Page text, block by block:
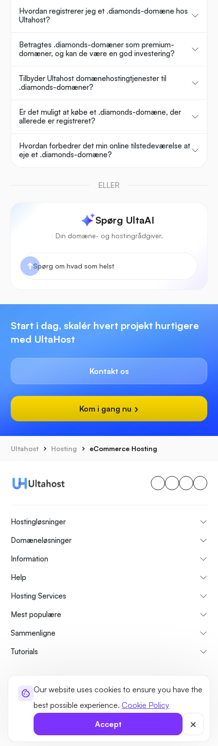
Our website uses cookies to ensure you have the
best possible experience. Cookie Policy
Accept
Hvordan registrerer jeg et .diamonds-domæne hos
Ultahost?
Betragtes .diamonds-domæner som premium-
domæner, og kan de være en god investering?
Tilbyder Ultahost domænehostingtjenester til
.diamonds-domæner?
Er det muligt at købe et .diamonds-domæne, der
allerede er registreret?
Hvordan forbedrer det min online tilstedeværelse at
eje et .diamonds-domæne?
ELLER
Spørg UltaAI
Din domæne- og hostingrådgiver.
Start i dag, skalér hvert projekt hurtigere
med UltaHost
Kontakt os
Kom i gang nu
Ultahost Hosting eCommerce Hosting
Hostingløsninger
Domæneløsninger
Information
Help
Hosting Services
Mest populære
Sammenligne
Tutorials
Privacy PolicyLegalSitemap
©2026 UltaHost - All rights reserved